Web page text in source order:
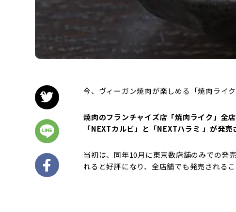
今、ヴィーガン焼肉が楽しめる「焼肉ライ
焼肉のフランチャイズ店「焼肉ライク」全
「NEXTカルビ」と「NEXTハラミ 」が発売
当初は、同年10月に東京数店舗のみでの発
れると好評になり、全店舗でも発売されるこ